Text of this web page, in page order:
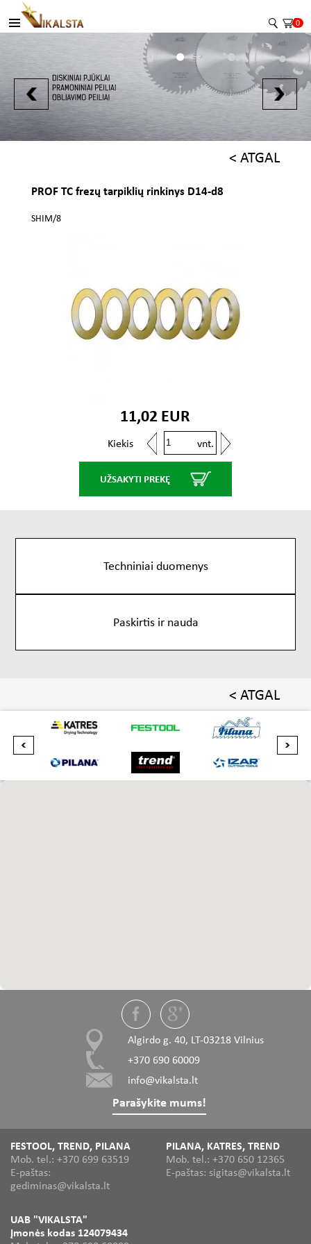
0
< ATGAL
PROF TC frezų tarpiklių rinkinys D14-d8
SHIM/8
11,02 EUR
Kiekis vnt.
UŽSAKYTI PREKĘ
Techniniai duomenys
Paskirtis ir nauda
< ATGAL
Algirdo g. 40, LT-03218 Vilnius
+370 690 60009
info@vikalsta.lt
Parašykite mums!
FESTOOL, TREND, PILANA
Mob. tel.: +370 699 63519
E-paštas:
gediminas@vikalsta.lt
PILANA, KATRES, TREND
Mob. tel.: +370 650 12365
E-paštas: sigitas@vikalsta.lt
UAB "VIKALSTA"
Įmonės kodas 124079434